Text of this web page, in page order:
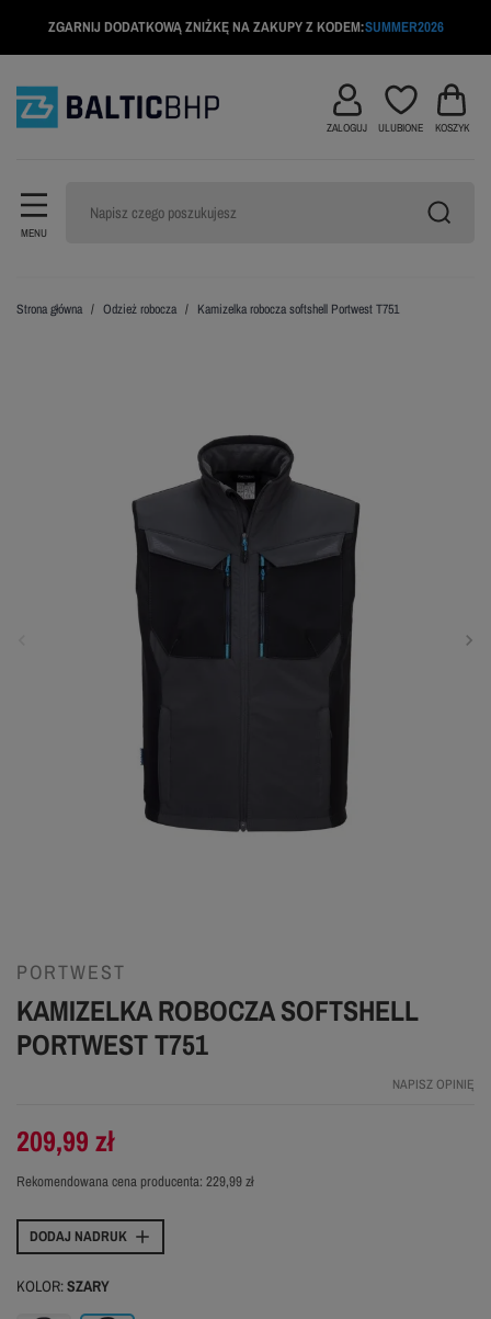
ZGARNIJ DODATKOWĄ ZNIŻKĘ NA ZAKUPY Z KODEM:SUMMER2026
MENU
ZALOGUJ ULUBIONE KOSZYK
Strona główna Odzież robocza Kamizelka robocza softshell Portwest T751
PORTWEST
KAMIZELKA ROBOCZA SOFTSHELL
PORTWEST T751
NAPISZ OPINIĘ
Rekomendowana cena producenta: 229,99 zł
209,99 zł
DODAJ NADRUK
KOLOR:SZARY